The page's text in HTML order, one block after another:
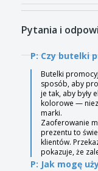
Pytania i
P: Czy butelki
Butelki
sposób, aby
je tak, aby były
kolorowe —
marki.
Zaoferowanie
prezentu to
klientów.
pokazuje, że
P: Jak mogę